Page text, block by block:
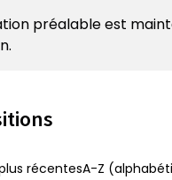
préalable est
récentesA-Z